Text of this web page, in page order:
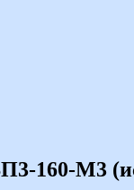
160-М3